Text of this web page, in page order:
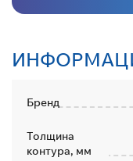
Бренд
Толщина
контура, мм